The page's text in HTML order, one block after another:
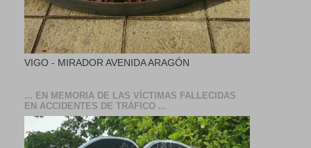
VIGO - MIRADOR AVENIDA ARAGÓN
... EN MEMORIA DE LAS VÍCTIMAS FALLECIDAS
EN ACCIDENTES DE TRÁFICO ...